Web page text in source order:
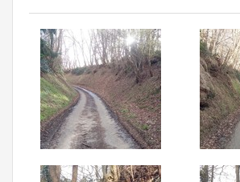
#BeeldIndeKijker
Hergebruik
Over ons
Aanmelden